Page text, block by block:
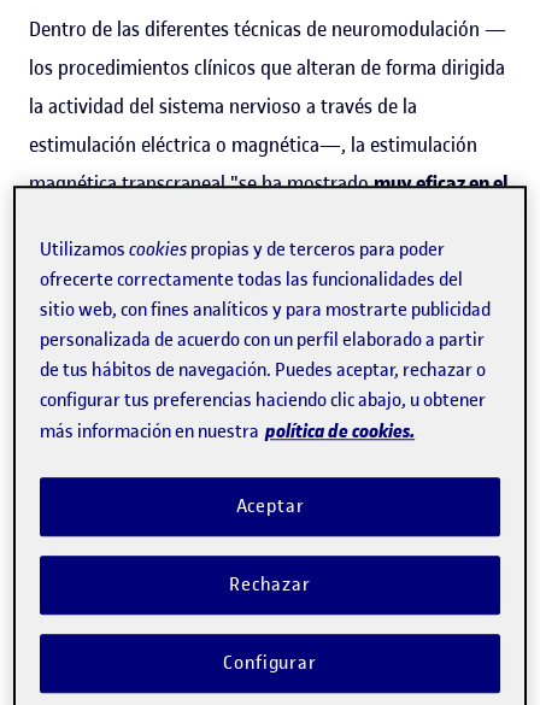
Dentro de las diferentes técnicas de neuromodulación —
los procedimientos clínicos que alteran de forma dirigida
la actividad del sistema nervioso a través de la
estimulación eléctrica o magnética—, la estimulación
magnética transcraneal "se ha mostradomuy eficaz en el
fármacos", apunta la doctoraElena Muñoz, profesora de
losEstudios de Ciencias de la Salud de la UOC
coinvestigadora principal del grupoCognitive
Neuroscience and Applied Data Science Lab (NeuroADaS
Lab), adscrito a launidad de investigación sobre salud
La neuropsicóloga clínica es también una de las
fundadoras delInstituto de neuroestimulación UNNE,
una empresa derivada de la UOC que ofrece este
tratamiento cada vez más aplicado a un mayor rango de
. Muñoz destaca los beneficios de la TMS
Utilizamoscookies propias y de terceros para poder
ofrecerte correctamente todas las funcionalidades del
sitio web, con fines analíticos y para mostrarte publicidad
personalizada de acuerdo con un perfil elaborado a partir
de tus hábitos de navegación. Puedes aceptar, rechazar o
configurar tus preferencias haciendo clic abajo, u obtener
más información en nuestra política de cookies.
Rechazar
Aceptar
Configurar